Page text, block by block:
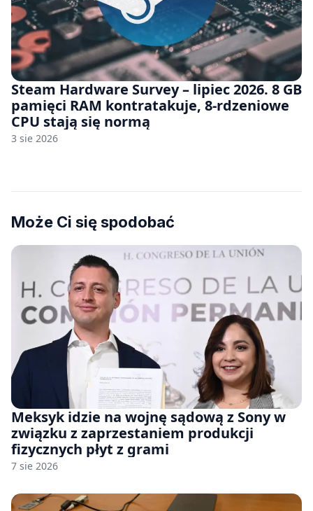
Steam Hardware Survey – lipiec 2026. 8 GB
pamięci RAM kontratakuje, 8-rdzeniowe
CPU stają się normą
3 sie 2026
Może Ci się spodobać
Meksyk idzie na wojnę sądową z Sony w
związku z zaprzestaniem produkcji
fizycznych płyt z grami
7 sie 2026